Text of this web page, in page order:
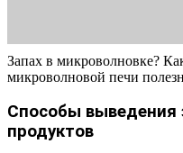
Запах в микроволновке?
микроволновой печи
Способы выведения
продуктов